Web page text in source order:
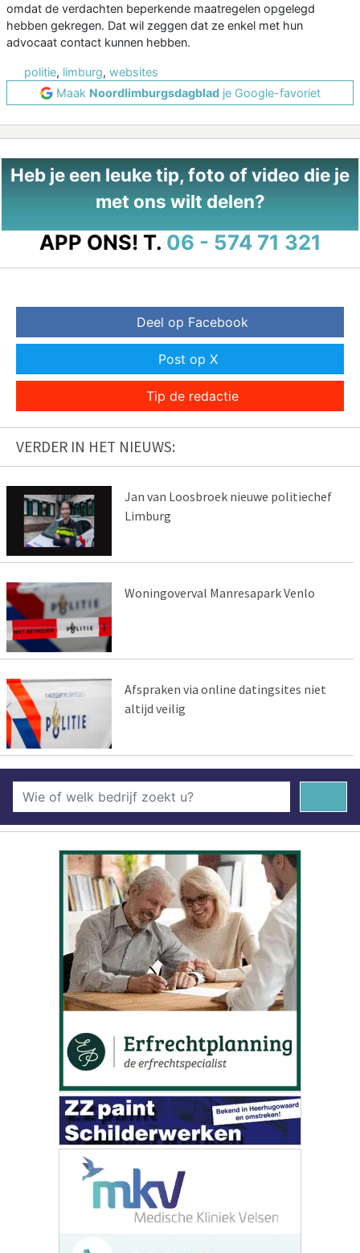
omdat de verdachten beperkende maatregelen opgelegd
hebben gekregen. Dat wil zeggen dat ze enkel met hun
advocaat contact kunnen hebben.
politie, limburg, websites
Maak Noordlimburgsdagbladje Google-favoriet
Heb je een leuke tip, foto of video die je
met ons wilt delen?
APP ONS! T. 06 - 574 71 321
Deel op Facebook
Post op X
Tip de redactie
VERDER IN HET NIEUWS:
Jan van Loosbroek nieuwe politiechef
Limburg
Woningoverval Manresapark Venlo
Afspraken via online datingsites niet
altijd veilig